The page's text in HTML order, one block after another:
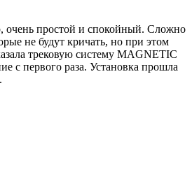
очень простой и спокойный. Сложно
не будут кричать, но при этом
трековую систему MAGNETIC
с первого раза. Установка прошла